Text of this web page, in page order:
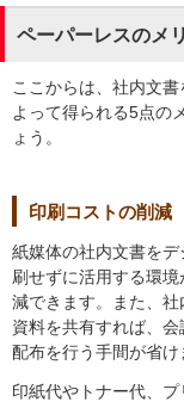
ペーパーレスのメ
ここからは、社内文
よって得られる5点の
ょう。
印刷コストの削減
紙媒体の社内文書を
刷せずに活用する環
減できます。また、
資料を共有すれば、
配布を行う手間が省け
印紙代やトナー代、